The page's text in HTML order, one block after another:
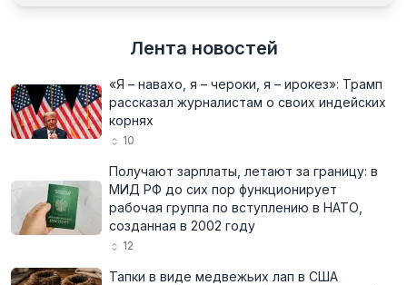
Лента новостей
«Я – навахо, я – чероки, я – ирокез»: Трамп
рассказал журналистам о своих индейских
корнях
10
Получают зарплаты, летают за границу: в
МИД РФ до сих пор функционирует
рабочая группа по вступлению в НАТО,
созданная в 2002 году
12
Тапки в виде медвежьих лап в США